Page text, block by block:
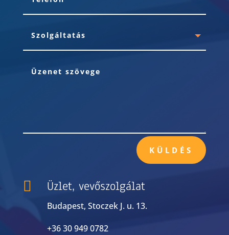
KÜLDÉS
 Üzlet, vevőszolgálat
Budapest, Stoczek J. u. 13.
+36 30 949 0782